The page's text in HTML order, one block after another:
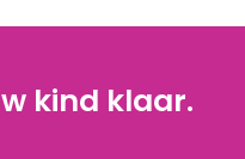
kind klaar.